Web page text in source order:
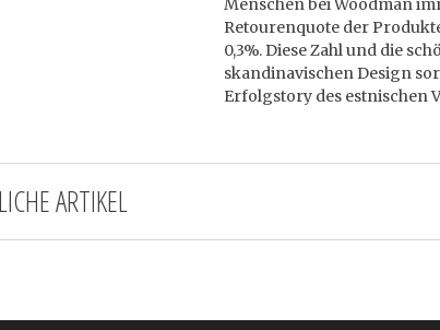
Menschen bei Woodman
Retourenquote der
0,3%. Diese Zahl und die
skandinavischen Design
Erfolgstory des estnischen
ARTIKEL